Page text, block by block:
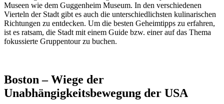
Museen wie dem Guggenheim Museum. In den verschiedenen
Vierteln der Stadt gibt es auch die unterschiedlichsten kulinarischen
Richtungen zu entdecken. Um die besten Geheimtipps zu erfahren,
ist es ratsam, die Stadt mit einem Guide bzw. einer auf das Thema
fokussierte Gruppentour zu buchen.
Boston – Wiege der
Unabhängigkeitsbewegung der USA